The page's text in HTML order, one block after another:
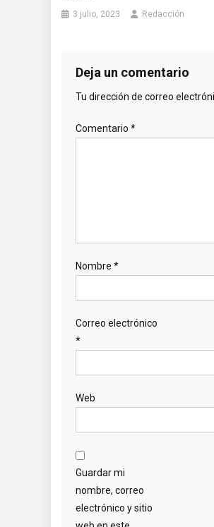
3 julio, 2023 Redacción
Deja un comentario
Tu dirección de correo
Comentario *
Nombre *
Correo electrónico
*
Web
Guardar mi
nombre, correo
electrónico y sitio